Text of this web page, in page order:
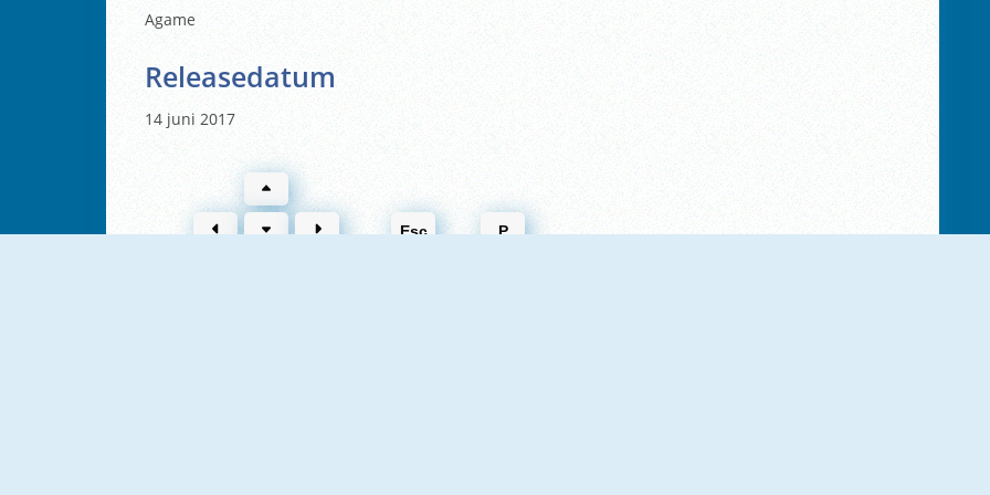
Agame
Releasedatum
14 juni 2017
Esc P